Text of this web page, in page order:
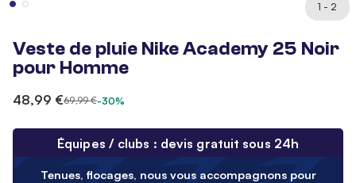
1 - 2
Veste de pluie Nike Academy 25 Noir
pour Homme
48,99 €69,99 €-30%
Équipes / clubs : devis gratuit sous 24h
Tenues, flocages, nous vous accompagnons pour